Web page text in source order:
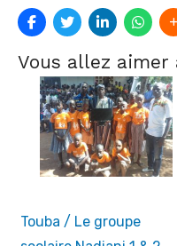
Vous allez aimer
Touba / Le groupe